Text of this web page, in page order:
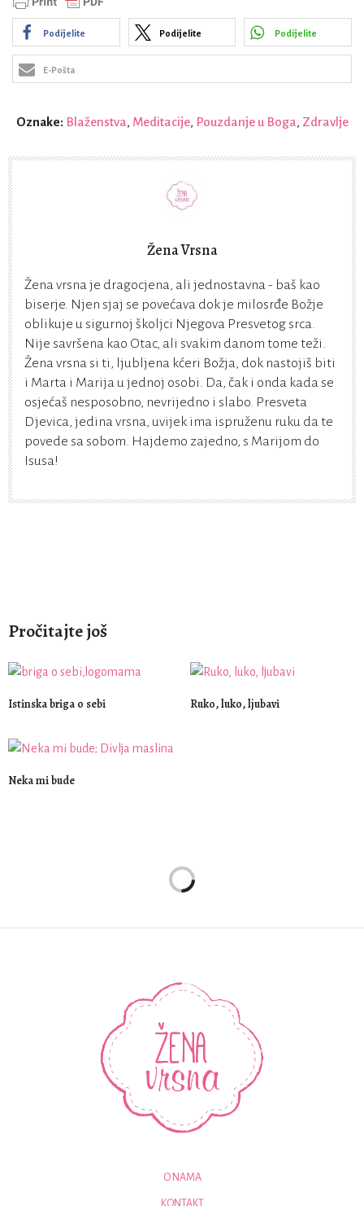
Podijelite Podijelite Podijelite
E-Pošta
Oznake: Blaženstva, Meditacije, Pouzdanje u Boga, Zdravlje
Žena Vrsna
Žena vrsna je dragocjena, ali jednostavna - baš kao
biserje. Njen sjaj se povećava dok je milosrđe Božje
oblikuje u sigurnoj školjci Njegova Presvetog srca.
Nije savršena kao Otac, ali svakim danom tome teži.
Žena vrsna si ti, ljubljena kćeri Božja, dok nastojiš biti
i Marta i Marija u jednoj osobi. Da, čak i onda kada se
osjećaš nesposobno, nevrijedno i slabo. Presveta
Djevica, jedina vrsna, uvijek ima ispruženu ruku da te
povede sa sobom. Hajdemo zajedno, s Marijom do
Isusa!
Pročitajte još
Istinska briga o sebi Ruko, luko, ljubavi
Neka mi bude
O NAMA
KONTAKT